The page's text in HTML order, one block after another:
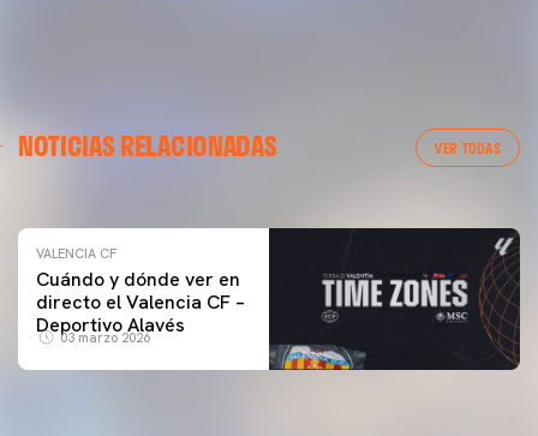
NOTICIAS RELACIONADAS VER TODAS
ENTRENAMIENTO DEL VALENCIA CF 04/03/26
VALENCIA CF
Cuándo y dónde ver en
directo el Valencia CF –
Deportivo Alavés
03 marzo 2026